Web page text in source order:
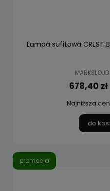
Lampa sufitowa CREST
678,40 zł
Najniższa
do
promocja